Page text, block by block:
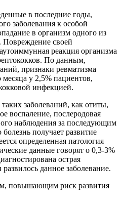
в последние годы,
заболевания к особой
в организм одного из
Повреждение своей
реакция организма
По данным,
признаки ревматизма
месяца у 2,5% пациентов,
инфекцией.
заболеваний, как отиты,
воспаление, послеродовая
наблюдения за последующим
получает развитие
определенная патология
данные говорят о 0,3-3%
острая
данное заболевание.
повышающим риск развития